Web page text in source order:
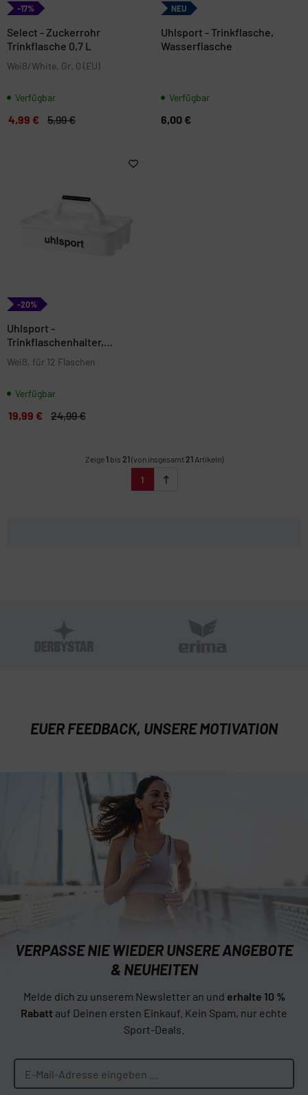
-17%
Select - Zuckerrohr
Trinkflasche 0,7 L
Weiß/White, Gr. 0 (EU)
Verfügbar
4,99 € 5,99 €
NEU
Uhlsport - Trinkflasche,
Wasserflasche
Verfügbar
6,00 €
-20%
Uhlsport -
Trinkflaschenhalter,
Weiß, für 12 Flaschen
Verfügbar
19,99 € 24,99 €
Zeige1bis 21(von insgesamt21Artikeln)
1
EUER FEEDBACK, UNSERE MOTIVATION
VERPASSE NIE WIEDER UNSERE ANGEBOTE
& NEUHEITEN
Melde dich zu unserem Newsletter an und erhalte 10 %
Rabatt auf Deinen ersten Einkauf. Kein Spam, nur echte
Sport-Deals.